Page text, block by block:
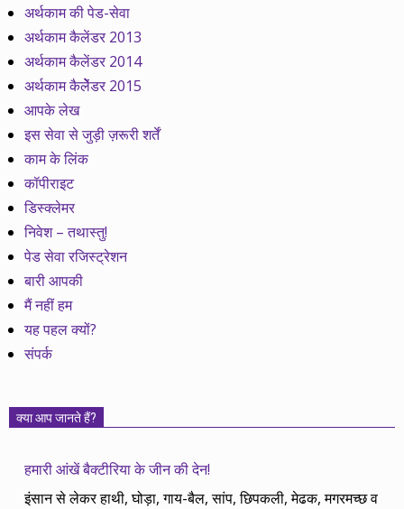
अर्थकाम की पेड-सेवा
अर्थकाम कैलेंडर 2013
अर्थकाम कैलेंडर 2014
अर्थकाम कैलेेंडर 2015
आपके लेख
इस सेवा से जुड़ी ज़रूरी शर्तें
काम के लिंक
कॉपीराइट
डिस्क्लेमर
निवेश – तथास्तु!
पेड सेवा रजिस्ट्रेशन
बारी आपकी
मैं नहीं हम
यह पहल क्यों?
संपर्क
क्या आप जानते हैं?
हमारी आंखें बैक्टीरिया के जीन की देन!
इंसान से लेकर हाथी, घोड़ा, गाय-बैल, सांप, छिपकली, मेढक, मगरमच्छ व